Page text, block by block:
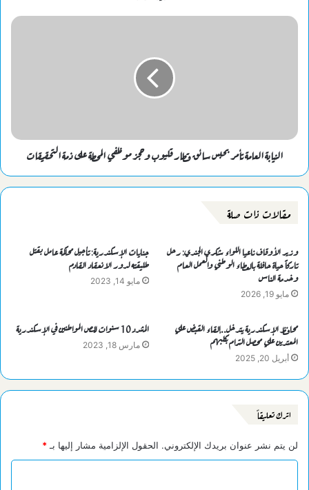
النيابة العامة تأمر بحبس سائق قطار قليوب وحجز موظفي المحطة على ذمة التحقيقات
مقالات ذات صلة
وزير الأوقاف ناعيا اللواء شكري الجندي: رحل
تاركاً حياة حافلة بالعطاء الوطني والعمل العام
وخدمة الناس
مايو 19, 2026
جنايات الإسكندرية: تأجيل محاكمة عامل بقتل
طليقته لدور الانعقاد القادم
مايو 14, 2023
محافظ الإسكندرية يتدخل..إلقاء القبض علي
المعتدين علي محصل الترام بكلبهم
أبريل 20, 2025
المشدد 10 سنوات للص المواطنين في الإسكندرية
مارس 18, 2023
اترك تعليقاً
لن يتم نشر عنوان بريدك الإلكتروني. الحقول الإلزامية مشار إليها بـ *